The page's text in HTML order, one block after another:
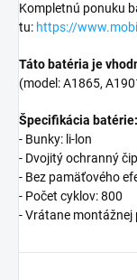
Kompletnú ponuku
tu: https://
Táto batéria je
(model: A1865,
Špecifikácia batérie:
- Bunky: li-lon
- Dvojitý ochranný
- Bez pamäťového
- Počet cyklov: 800
- Vrátane montážnej